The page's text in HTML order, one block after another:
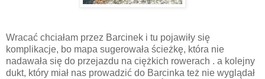
Wracać chciałam przez Barcinek i tu pojawiły się
komplikacje, bo mapa sugerowała ścieżkę, która nie
nadawała się do przejazdu na ciężkich rowerach . a kolejny
dukt, który miał nas prowadzić do Barcinka też nie wyglądał